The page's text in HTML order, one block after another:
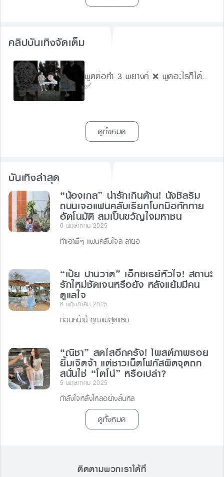
คลิปบันเทิงจัดเต็ม
พูดต่อคำ 3 พยางค์ ❌ พูดอะไรก็ได้..
✅
ดูทั้งหมด
บันเทิงล่าสุด
“น้องเกล” น่ารักเกินต้าน! นั่งชิลริม
ถนนเจอแฟนคลับเรียกโบกมือทักทาย
อัตโนมัติ สมเป็นขวัญใจมหาชน
6 พฤษภาคม 2025
ทำเอาพี่ๆ แฟนคลับใจละลายอ
“เป้ย ปานวาด” เอ็กซเรย์หัวใจ! สถานะ
รักใหม่ชัดเจนหรือยัง หลังแย้มมีคน
ดูแลใจ
6 พฤษภาคม 2025
ก่อนหน้านี้ คุณแม่สุดแซ่บ
“ณิชา” สดใสอีกครั้ง! โพสต์ภาพรอย
ยิ้มเจิดจ้า แต่ชาวเน็ตโฟกัสผิดจุดถก
สนั่นใช่ “โตโน่” หรือเปล่า?
5 พฤษภาคม 2025
กำลังใจหลั่งไหลอย่างล้นหล
ดูทั้งหมด
ติดตามพวกเราได้ที่